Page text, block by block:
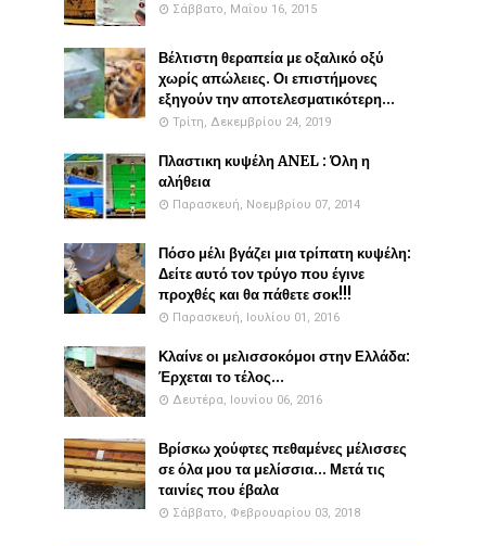
Σάββατο, Μαΐου 16, 2015
Βέλτιστη θεραπεία με οξαλικό οξύ
χωρίς απώλειες. Οι επιστήμονες
εξηγούν την αποτελεσματικότερη...
Τρίτη, Δεκεμβρίου 24, 2019
Πλαστικη κυψέλη ANEL : Όλη η
αλήθεια
Παρασκευή, Νοεμβρίου 07, 2014
Πόσο μέλι βγάζει μια τρίπατη κυψέλη:
Δείτε αυτό τον τρύγο που έγινε
προχθές και θα πάθετε σοκ!!!
Παρασκευή, Ιουλίου 01, 2016
Κλαίνε οι μελισσοκόμοι στην Ελλάδα:
Έρχεται το τέλος...
Δευτέρα, Ιουνίου 06, 2016
Βρίσκω χούφτες πεθαμένες μέλισσες
σε όλα μου τα μελίσσια... Μετά τις
ταινίες που έβαλα
Σάββατο, Φεβρουαρίου 03, 2018